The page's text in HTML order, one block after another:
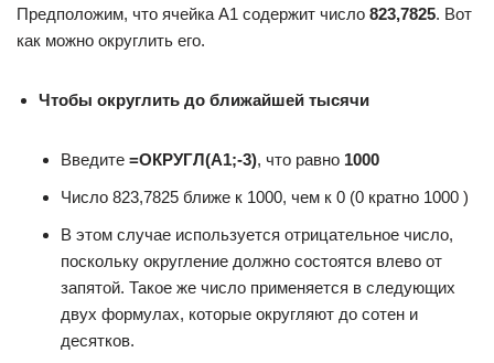
Предположим, что ячейка A1 содержит число 823,7825. Вот
как можно округлить его.
Чтобы округлить до ближайшей тысячи
Введите =ОКРУГЛ(A1;-3), что равно 1000
Число 823,7825 ближе к 1000, чем к 0 (0 кратно 1000 )
В этом случае используется отрицательное число,
поскольку округление должно состоятся влево от
запятой. Такое же число применяется в следующих
двух формулах, которые округляют до сотен и
десятков.